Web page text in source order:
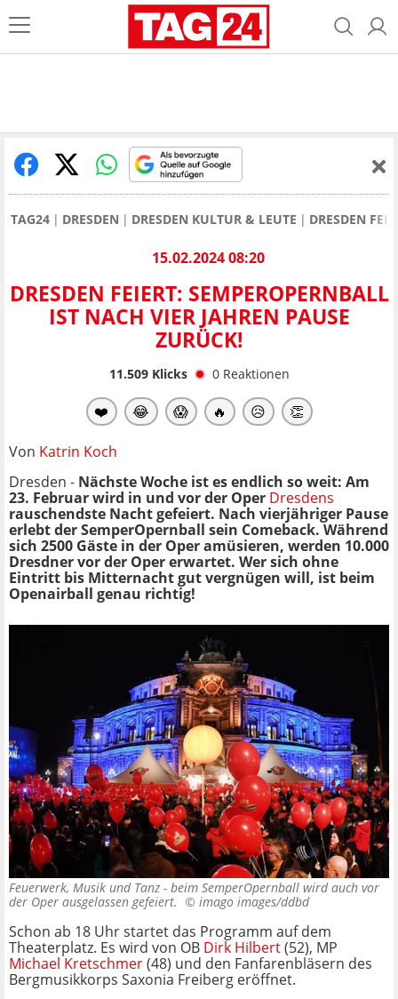
TAG24 DRESDEN DRESDEN KULTUR & LEUTE DRESDEN
15.02.2024 08:20
DRESDEN FEIERT: SEMPEROPERNBALL
IST NACH VIER JAHREN PAUSE
ZURÜCK!
11.509Klicks 0 Reaktionen
❤️ 😂 😱 🔥 😥 👏
Von Katrin Koch
Dresden - Nächste Woche ist es endlich so weit: Am
23. Februar wird in und vor der Oper Dresdens
rauschendste Nacht gefeiert. Nach vierjähriger Pause
erlebt der SemperOpernball sein Comeback. Während
sich 2500 Gäste in der Oper amüsieren, werden 10.000
Dresdner vor der Oper erwartet. Wer sich ohne
Eintritt bis Mitternacht gut vergnügen will, ist beim
Openairball genau richtig!
Feuerwerk, Musik und Tanz - beim SemperOpernball wird auch vor
der Oper ausgelassen gefeiert. © imago images/ddbd
Schon ab 18 Uhr startet das Programm auf dem
Theaterplatz. Es wird von OB Dirk Hilbert(52), MP
Michael Kretschmer(48) und den Fanfarenbläsern des
Bergmusikkorps Saxonia Freiberg eröffnet.